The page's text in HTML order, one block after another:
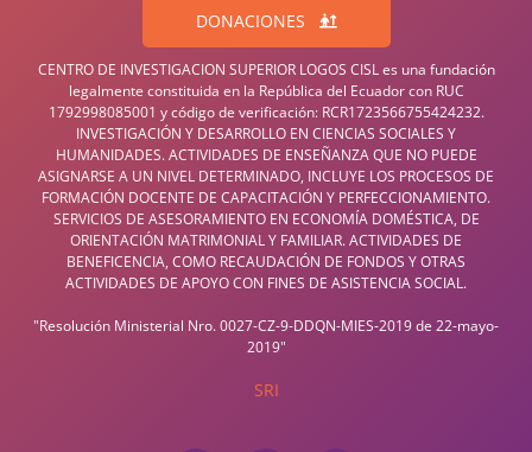
DONACIONES
CENTRO DE INVESTIGACION SUPERIOR LOGOS CISL es una fundación
legalmente constituida en la República del Ecuador con RUC
1792998085001 y código de verificación: RCR1723566755424232.
INVESTIGACIÓN Y DESARROLLO EN CIENCIAS SOCIALES Y
HUMANIDADES. ACTIVIDADES DE ENSEÑANZA QUE NO PUEDE
ASIGNARSE A UN NIVEL DETERMINADO, INCLUYE LOS PROCESOS DE
FORMACIÓN DOCENTE DE CAPACITACIÓN Y PERFECCIONAMIENTO.
SERVICIOS DE ASESORAMIENTO EN ECONOMÍA DOMÉSTICA, DE
ORIENTACIÓN MATRIMONIAL Y FAMILIAR. ACTIVIDADES DE
BENEFICENCIA, COMO RECAUDACIÓN DE FONDOS Y OTRAS
ACTIVIDADES DE APOYO CON FINES DE ASISTENCIA SOCIAL.
"Resolución Ministerial Nro. 0027-CZ-9-DDQN-MIES-2019 de 22-mayo-
2019"
SRI